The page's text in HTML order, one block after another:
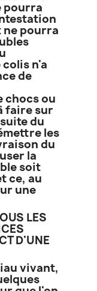
pourra
pourra
n'a
de
chocs ou
faire sur
du
les
du
la
soit
ce, au
une
LES
D'UNE
vivant,